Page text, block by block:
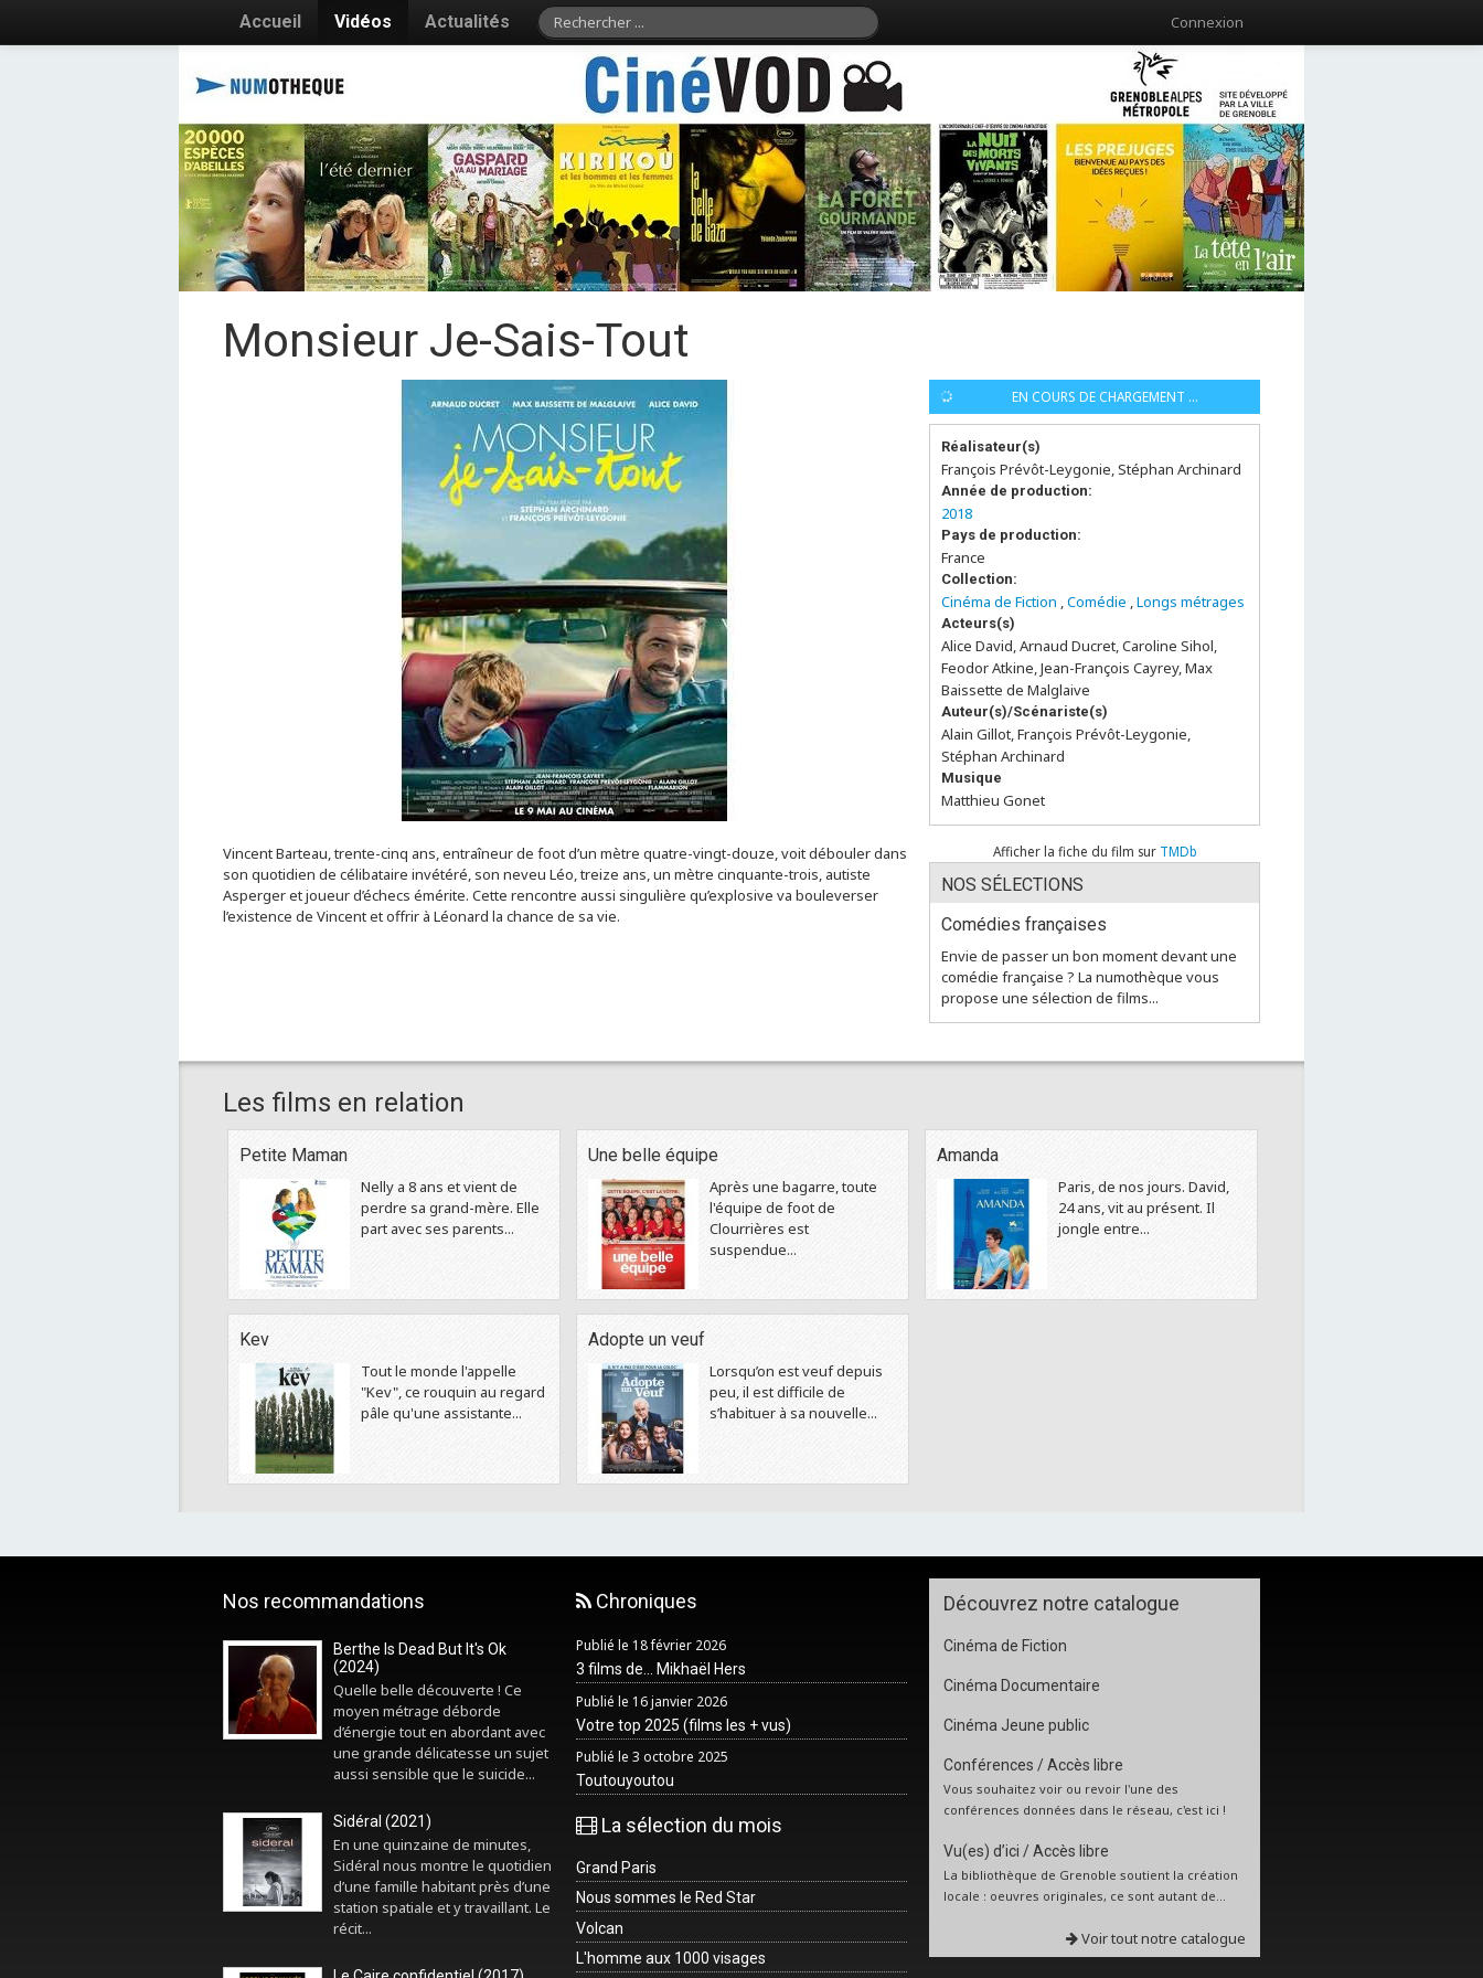
Accueil Vidéos Actualités Connexion
Monsieur Je-Sais-Tout
Vincent Barteau, trente-cinq ans, entraîneur de foot d’un mètre quatre-vingt-douze, voit débouler dans
son quotidien de célibataire invétéré, son neveu Léo, treize ans, un mètre cinquante-trois, autiste
Asperger et joueur d’échecs émérite. Cette rencontre aussi singulière qu’explosive va bouleverser
l’existence de Vincent et offrir à Léonard la chance de sa vie.
EN COURS DE CHARGEMENT ...
Réalisateur(s)
François Prévôt-Leygonie, Stéphan Archinard
Année de production:
2018
Pays de production:
France
Collection:
Cinéma de Fiction ,Comédie ,Longs métrages
Acteurs(s)
Alice David, Arnaud Ducret, Caroline Sihol,
Feodor Atkine, Jean-François Cayrey, Max
Baissette de Malglaive
Auteur(s)/Scénariste(s)
Alain Gillot, François Prévôt-Leygonie,
Stéphan Archinard
Musique
Matthieu Gonet
Afficher la fiche du film sur TMDb
NOS SÉLECTIONS
Comédies françaises
Envie de passer un bon moment devant une
comédie française ? La numothèque vous
propose une sélection de films...
Les films en relation
Petite Maman
Nelly a 8 ans et vient de
perdre sa grand-mère. Elle
part avec ses parents...
Une belle équipe
Après une bagarre, toute
l'équipe de foot de
Clourrières est
suspendue...
Amanda
Paris, de nos jours. David,
24 ans, vit au présent. Il
jongle entre...
Kev
Tout le monde l'appelle
"Kev", ce rouquin au regard
pâle qu'une assistante...
Adopte un veuf
Lorsqu’on est veuf depuis
peu, il est difficile de
s’habituer à sa nouvelle...
Nos recommandations
Berthe Is Dead But It's Ok
(2024)
Quelle belle découverte ! Ce
moyen métrage déborde
d’énergie tout en abordant avec
une grande délicatesse un sujet
aussi sensible que le suicide...
Sidéral (2021)
En une quinzaine de minutes,
Sidéral nous montre le quotidien
d’une famille habitant près d’une
station spatiale et y travaillant. Le
récit...
Chroniques
Publié le 18 février 2026
3 films de... Mikhaël Hers
Publié le 16 janvier 2026
Votre top 2025 (films les + vus)
Publié le 3 octobre 2025
Toutouyoutou
La sélection du mois
Grand Paris
Nous sommes le Red Star
Volcan
L'homme aux 1000 visages
Découvrez notre catalogue
Cinéma de Fiction
Cinéma Documentaire
Cinéma Jeune public
Conférences / Accès libre
Vous souhaitez voir ou revoir l'une des
conférences données dans le réseau, c'est ici !
Vu(es) d’ici / Accès libre
La bibliothèque de Grenoble soutient la création
locale : oeuvres originales, ce sont autant de...
Voir tout notre catalogue